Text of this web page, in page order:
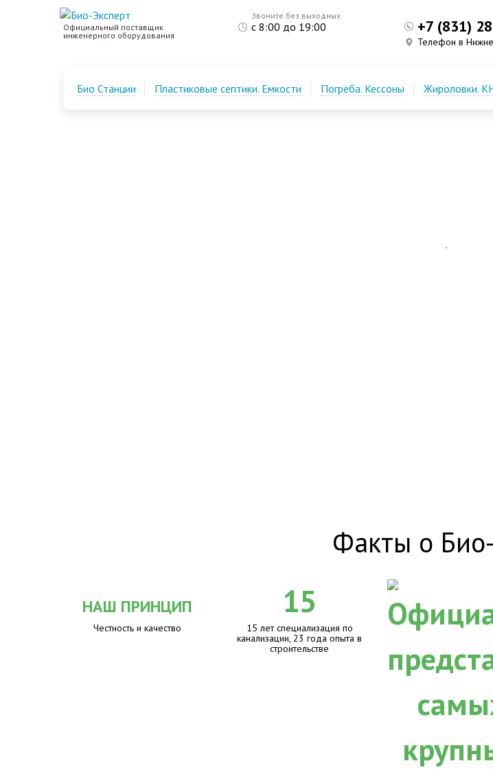
Официальный поставщик
инженерного оборудования
Звоните без выходных
с 8:00 до 19:00 +7 (831)
Телефон в
Био Станции Пластиковые септики. Емкости Погреба. Кессоны Жироловки.
Факты о
НАШ ПРИНЦИП
Честность и качество
15
15 лет специализация по
канализации, 23 года опыта в
строительстве